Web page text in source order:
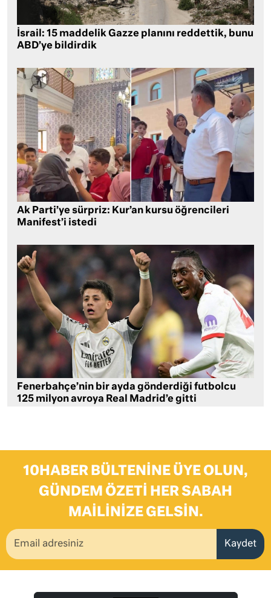
İsrail: 15 maddelik Gazze planını reddettik, bunu
ABD’ye bildirdik
Ak Parti’ye sürpriz: Kur’an kursu öğrencileri
Manifest’i istedi
Fenerbahçe’nin bir ayda gönderdiği futbolcu
125 milyon avroya Real Madrid’e gitti
10HABER BÜLTENINE ÜYE OLUN,
GÜNDEM ÖZETI HER SABAH
MAILINIZE GELSIN.
Kaydet